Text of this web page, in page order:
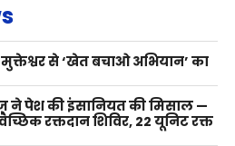
से ‘खेत बचाओ अभियान’ का
ने पेश की इंसानियत की मिसाल —
रक्तदान शिविर, 22 यूनिट रक्त